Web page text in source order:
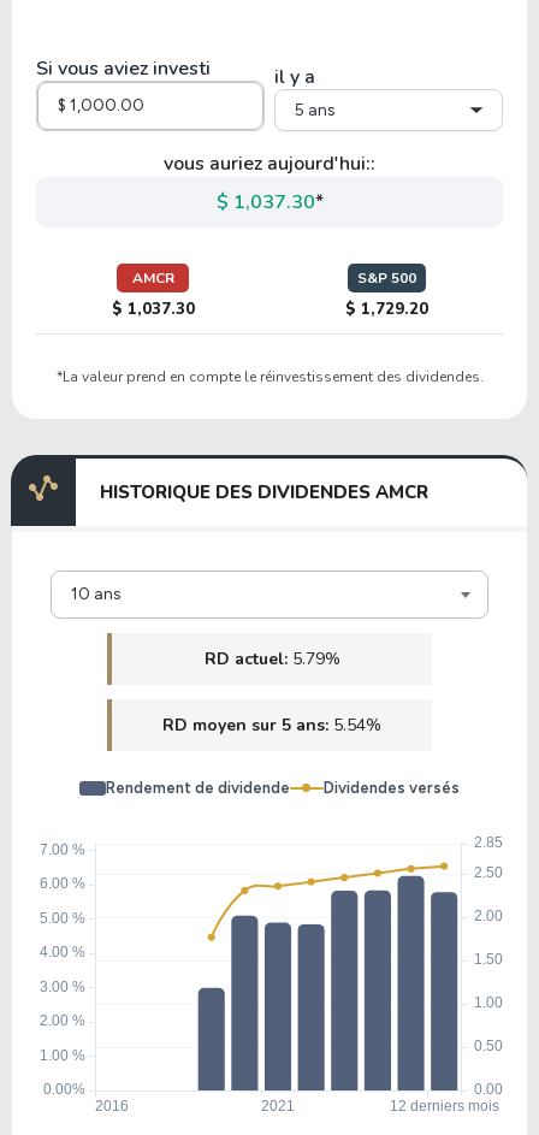
20.25 2.51 12.40% 0.87%
Si vous aviez investi il y a
5 ans
vous auriez aujourd'hui::
$ 1,037.30*
AMCR
$ 1,037.30
S&P 500
$ 1,729.20
*La valeur prend en compte le réinvestissement des dividendes.
HISTORIQUE DES DIVIDENDES AMCR
10 ans
RD actuel: 5.79%
RD moyen sur 5 ans: 5.54%
Rendement de dividende Dividendes versés